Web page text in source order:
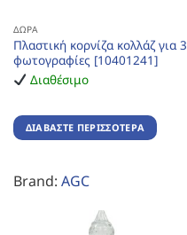
ΔΏΡΑ
Πλαστική κορνίζα κολλάζ για 3
φωτογραφίες [10401241]
Διαθέσιμο
ΔΙΑΒΆΣΤΕ ΠΕΡΙΣΣΌΤΕΡΑ
Brand: AGC